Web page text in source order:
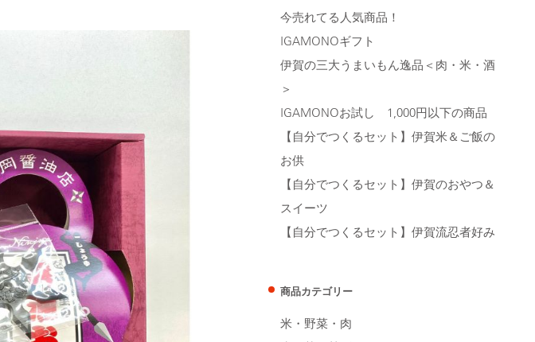
今売れてる人気商品！
IGAMONOギフト
伊賀の三大うまいもん逸品＜肉・米・酒
＞
IGAMONOお試し 1,000円以下の商品
【自分でつくるセット】伊賀米＆ご飯の
お供
【自分でつくるセット】伊賀のおやつ＆
スイーツ
【自分でつくるセット】伊賀流忍者好み
商品カテゴリー
米・野菜・肉